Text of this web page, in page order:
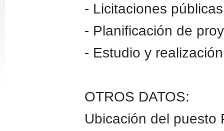
- Licitaciones
- Planificación de
- Estudio y
OTROS DATOS:
Ubicación del puesto